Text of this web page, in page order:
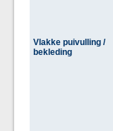
Vlakke puivulling /
bekleding